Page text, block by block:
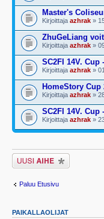
Master's
Kirjoittaja azhrak »
ZhuGeLiang
Kirjoittaja azhrak »
SC2FI 14V.
Kirjoittaja azhrak »
HomeStory Cup
Kirjoittaja azhrak »
SC2FI 14V. Cup
Kirjoittaja azhrak »
Lähetä uusi viesti
Paluu Etusivu
PAIKALLAOLIJAT